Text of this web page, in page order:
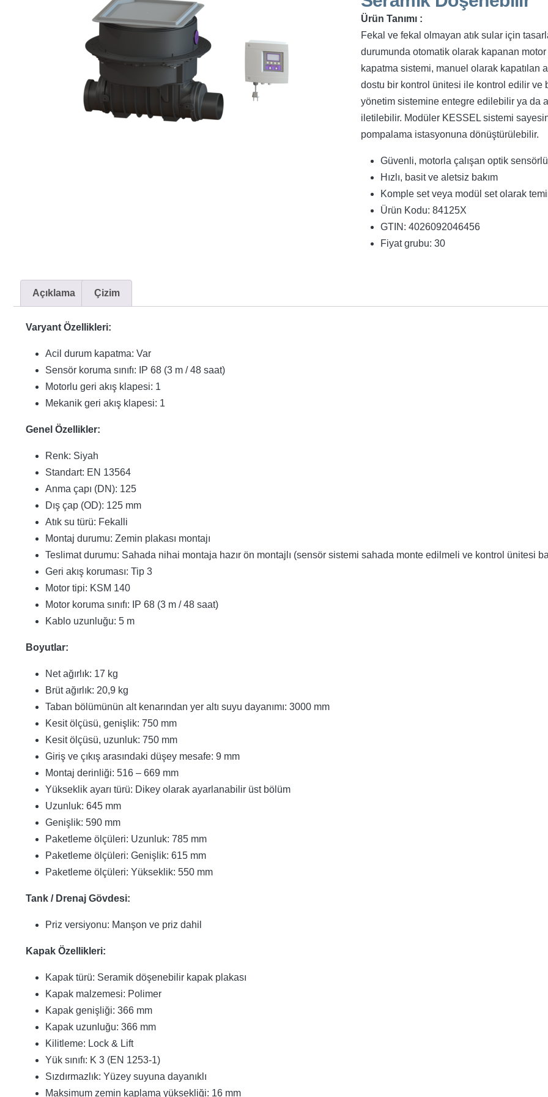
Ürün Tanımı :
Fekal ve fekal olmayan atık sular için
durumunda otomatik olarak kapanan motor
kapatma sistemi, manuel olarak kapatılan
dostu bir kontrol ünitesi ile kontrol edilir
yönetim sistemine entegre edilebilir ya da
iletilebilir. Modüler KESSEL sistemi
pompalama istasyonuna dönüştürülebilir.
Güvenli, motorla çalışan optik
Hızlı, basit ve aletsiz bakım
Komple set veya modül set olarak
Ürün Kodu: 84125X
GTIN: 4026092046456
Fiyat grubu: 30
Açıklama Çizim
Varyant Özellikleri:
Acil durum kapatma: Var
Sensör koruma sınıfı: IP 68 (3 m / 48 saat)
Motorlu geri akış klapesi: 1
Mekanik geri akış klapesi: 1
Genel Özellikler:
Renk: Siyah
Standart: EN 13564
Anma çapı (DN): 125
Dış çap (OD): 125 mm
Atık su türü: Fekalli
Montaj durumu: Zemin plakası montajı
Teslimat durumu: Sahada nihai montaja hazır ön montajlı (sensör sistemi sahada monte edilmeli ve kontrol ünitesi
Geri akış koruması: Tip 3
Motor tipi: KSM 140
Motor koruma sınıfı: IP 68 (3 m / 48 saat)
Kablo uzunluğu: 5 m
Boyutlar:
Net ağırlık: 17 kg
Brüt ağırlık: 20,9 kg
Taban bölümünün alt kenarından yer altı suyu dayanımı: 3000 mm
Kesit ölçüsü, genişlik: 750 mm
Kesit ölçüsü, uzunluk: 750 mm
Giriş ve çıkış arasındaki düşey mesafe: 9 mm
Montaj derinliği: 516 – 669 mm
Yükseklik ayarı türü: Dikey olarak ayarlanabilir üst bölüm
Uzunluk: 645 mm
Genişlik: 590 mm
Paketleme ölçüleri: Uzunluk: 785 mm
Paketleme ölçüleri: Genişlik: 615 mm
Paketleme ölçüleri: Yükseklik: 550 mm
Tank / Drenaj Gövdesi:
Priz versiyonu: Manşon ve priz dahil
Kapak Özellikleri:
Kapak türü: Seramik döşenebilir kapak plakası
Kapak malzemesi: Polimer
Kapak genişliği: 366 mm
Kapak uzunluğu: 366 mm
Kilitleme: Lock & Lift
Yük sınıfı: K 3 (EN 1253-1)
Sızdırmazlık: Yüzey suyuna dayanıklı
Maksimum zemin kaplama yüksekliği: 16 mm